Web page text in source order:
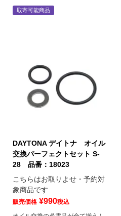
取寄可能商品
DAYTONA デイトナ オイル
交換パーフェクトセット S-
28 品番：18023
こちらはお取りよせ・予約対
象商品です
販売価格 ¥990税込